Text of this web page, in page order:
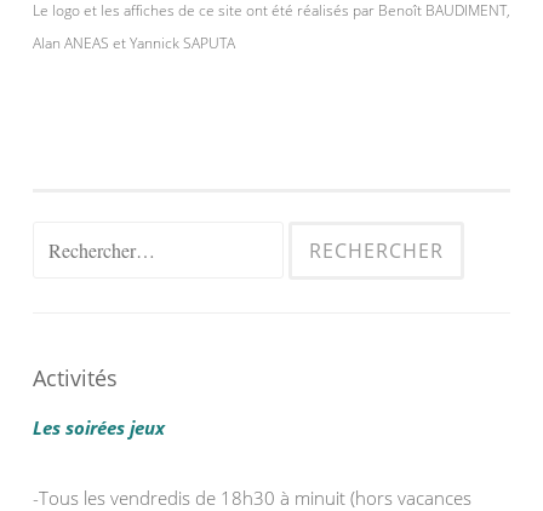
Le logo et les affiches de ce site ont été réalisés par Benoît BAUDIMENT,
Alan ANEAS et Yannick SAPUTA
Rechercher :
Activités
Les soirées jeux
-Tous les vendredis de 18h30 à minuit (hors vacances